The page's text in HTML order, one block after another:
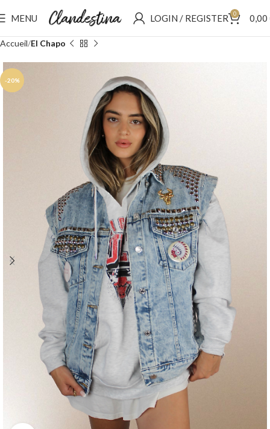
MENU LOGIN / REGISTER 0 0,00
Accueil El Chapo
-20%